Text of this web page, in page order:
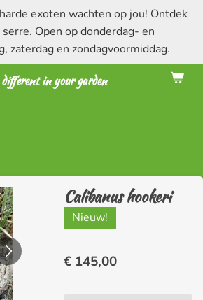
in your garden
exoten wachten op jou! Ontdek
Open op donderdag- en
zaterdag en zondagvoormiddag.
Calibanus hookeri
Nieuw!
€ 145,00